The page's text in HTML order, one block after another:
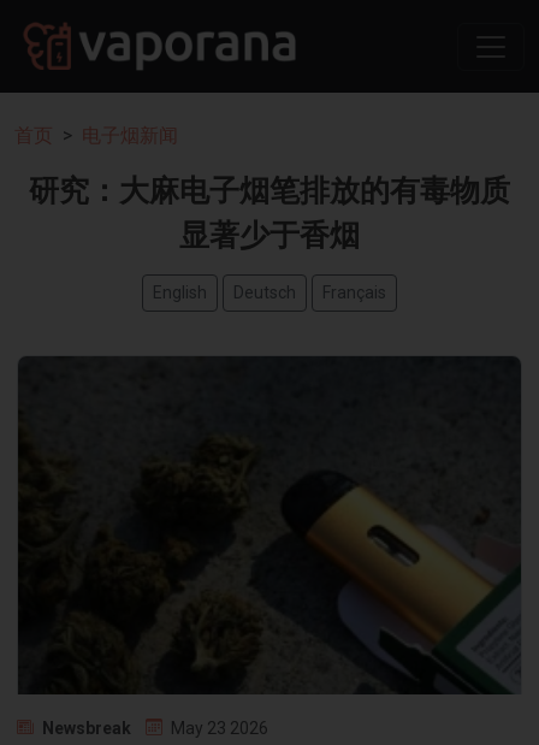
首页 电子烟新闻
研究：大麻电子烟笔排放的有毒物质
显著少于香烟
English Deutsch Français
Newsbreak May 23 2026